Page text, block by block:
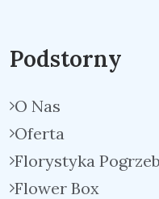
Podstorny
O Nas
Oferta
Florystyka
Flower Box